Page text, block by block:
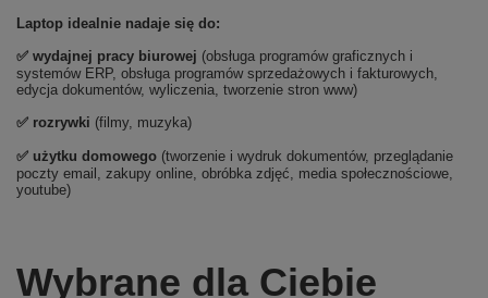
Laptop idealnie nadaje się do:
✅ wydajnej pracy biurowej (obsługa programów graficznych i
systemów ERP, obsługa programów sprzedażowych i fakturowych,
edycja dokumentów, wyliczenia, tworzenie stron www)
✅ rozrywki (filmy, muzyka)
✅ użytku domowego (tworzenie i wydruk dokumentów, przeglądanie
poczty email, zakupy online, obróbka zdjęć, media społecznościowe,
youtube)
Wybrane dla Ciebie